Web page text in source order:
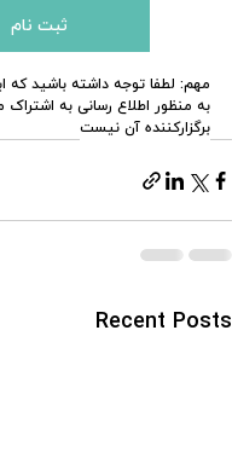
ثبت نام
مهم: لطفا توجه داشته باشید که
به منظور اطلاع رسانی به اشتراک
برگزارکننده آن نیست
Recent Posts